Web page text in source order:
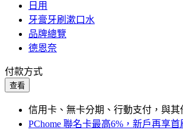
日用
牙膏牙刷漱口水
品牌總覽
德恩奈
付款方式
查看
信用卡、無卡分期、行動支付，與其
PChome 聯名卡最高6%，新戶再享首